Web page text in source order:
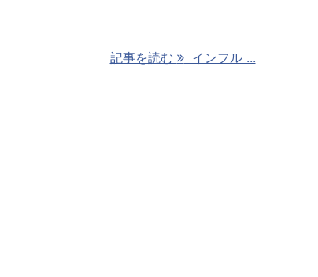
記事を読む インフル ...